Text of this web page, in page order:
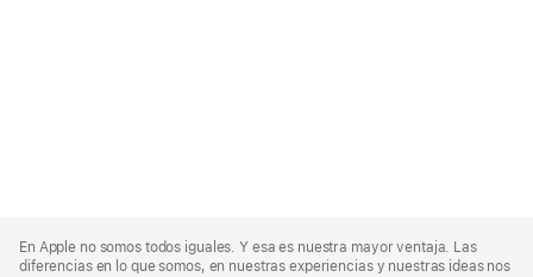
Footer
En Apple no somos todos iguales. Y esa es nuestra mayor ventaja. Las
diferencias en lo que somos, en nuestras experiencias y nuestras ideas nos